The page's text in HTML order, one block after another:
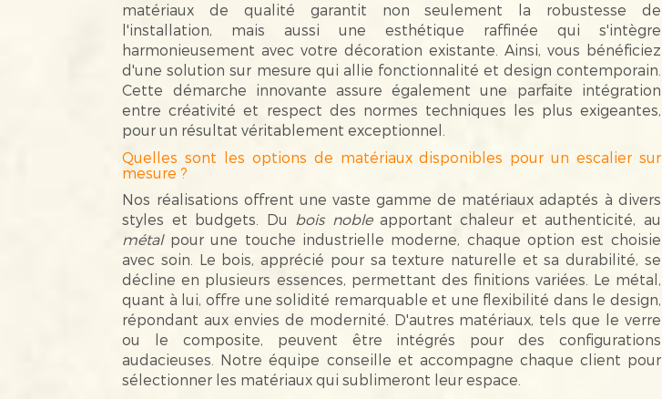
matériaux de qualité garantit non seulement la robustesse de
l'installation, mais aussi une esthétique raffinée qui s'intègre
harmonieusement avec votre décoration existante. Ainsi, vous bénéficiez
d'une solution sur mesure qui allie fonctionnalité et design contemporain.
Cette démarche innovante assure également une parfaite intégration
entre créativité et respect des normes techniques les plus exigeantes,
pour un résultat véritablement exceptionnel.
Quelles sont les options de matériaux disponibles pour un escalier sur
mesure ?
Nos réalisations offrent une vaste gamme de matériaux adaptés à divers
styles et budgets. Du bois nobleapportant chaleur et authenticité, au
métalpour une touche industrielle moderne, chaque option est choisie
avec soin. Le bois, apprécié pour sa texture naturelle et sa durabilité, se
décline en plusieurs essences, permettant des finitions variées. Le métal,
quant à lui, offre une solidité remarquable et une flexibilité dans le design,
répondant aux envies de modernité. D'autres matériaux, tels que le verre
ou le composite, peuvent être intégrés pour des configurations
audacieuses. Notre équipe conseille et accompagne chaque client pour
sélectionner les matériaux qui sublimeront leur espace.